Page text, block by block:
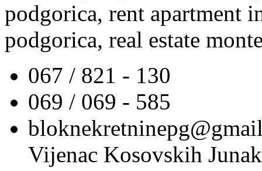
podgorica, rent apartment
podgorica, real estate
067 / 821 - 130
069 / 069 - 585
Vijenac Kosovskih